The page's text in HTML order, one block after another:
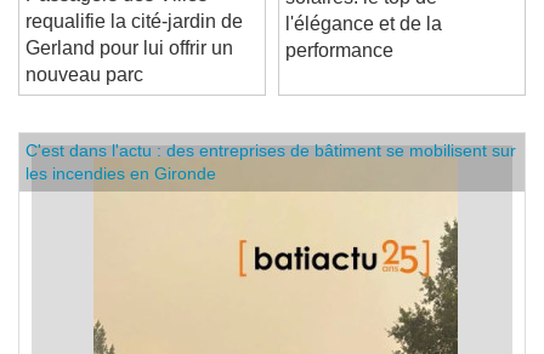
Passagers des Villes
requalifie la cité-jardin de
Gerland pour lui offrir un
nouveau parc
solaires: le top de
l'élégance et de la
C'est dans l'actu : des entreprises de bâtiment se mobilisent sur
les incendies en Gironde